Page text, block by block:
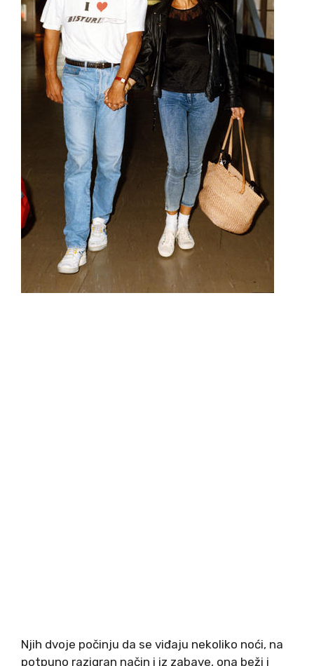
Njih dvoje počinju da se viđaju nekoliko noći, na
potpuno razigran način i iz zabave, ona beži i